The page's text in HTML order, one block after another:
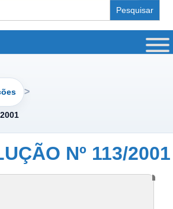
Nº 113/2001